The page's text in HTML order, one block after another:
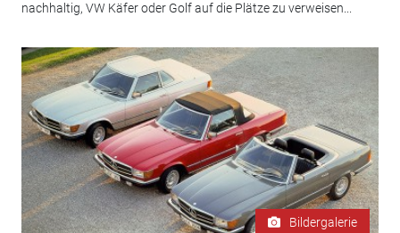
nachhaltig, VW Käfer oder Golf auf die Plätze zu verweisen...
Bildergalerie